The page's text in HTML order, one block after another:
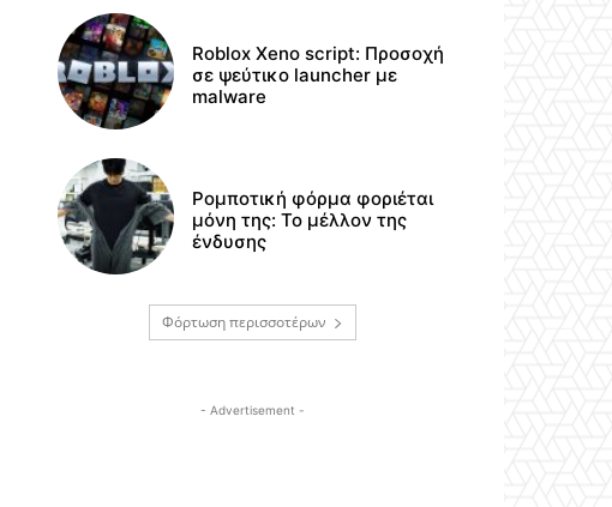
Roblox Xeno script: Προσοχή
σε ψεύτικο launcher με
malware
Ρομποτική φόρμα φοριέται
μόνη της: Το μέλλον της
ένδυσης
Φόρτωση περισσοτέρων
- Advertisement -